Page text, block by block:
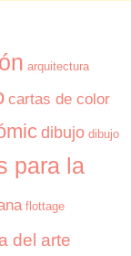
arquitectura
cartas de color
dibujo dibujo
para la
flottage
del arte